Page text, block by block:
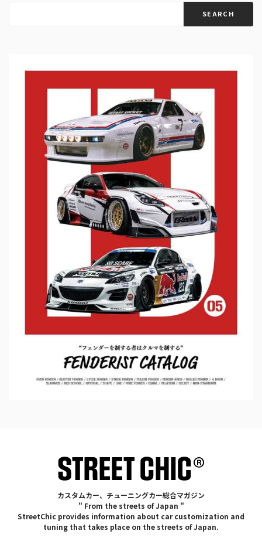
SEARCH
カスタムカー、チューニングカー総合マガジン
" From the streets of Japan "
StreetChic provides information about car customization and
tuning that takes place on the streets of Japan.